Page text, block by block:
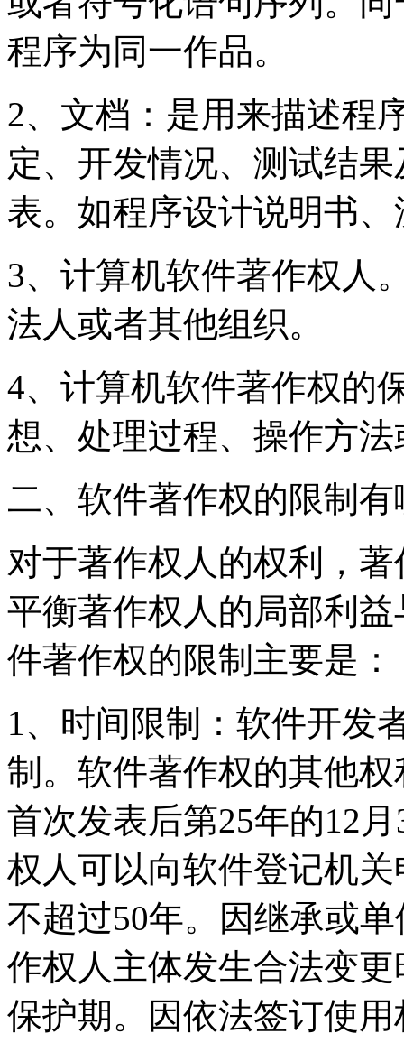
程序为同一作品。
2、文档：是用来描述程
定、开发情况、测试结
表。如程序设计说明书
3、计算机软件著作权人
法人或者其他组织。
4、计算机软件著作权的
想、处理过程、操作方
二、软件著作权的限制有
对于著作权人的权利，
平衡著作权人的局部利
件著作权的限制主要是：
1、时间限制：软件开发
制。软件著作权的其他
首次发表后第25年的12
权人可以向软件登记机
不超过50年。因继承或
作权人主体发生合法变
保护期。因依法签订使